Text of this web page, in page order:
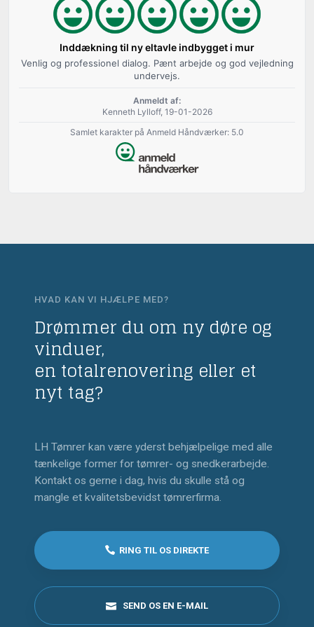
Inddækning til ny eltavle indbygget i mur
Venlig og professionel dialog. Pænt arbejde og god vejledning
undervejs.
Anmeldt af:
Kenneth Lylloff, 19-01-2026
Samlet karakter på Anmeld Håndværker: 5.0
HVAD KAN VI HJÆLPE MED?
Drømmer du om ny døre og
vinduer,
​en totalrenovering eller et
nyt tag?
LH Tømrer kan være yderst behjælpelige med alle
tænkelige former for tømrer- og snedkerarbejde.
Kontakt os gerne i dag, hvis du skulle stå og
mangle et kvalitetsbevidst tømrerfirma.
RING TIL OS DIREKTE
SEND OS EN E-MAIL